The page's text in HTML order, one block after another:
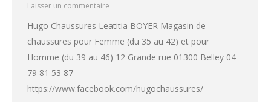
Laisser un commentaire
Hugo Chaussures Leatitia BOYER Magasin de
chaussures pour Femme (du 35 au 42) et pour
Homme (du 39 au 46) 12 Grande rue 01300 Belley 04
79 81 53 87
https://www.facebook.com/hugochaussures/